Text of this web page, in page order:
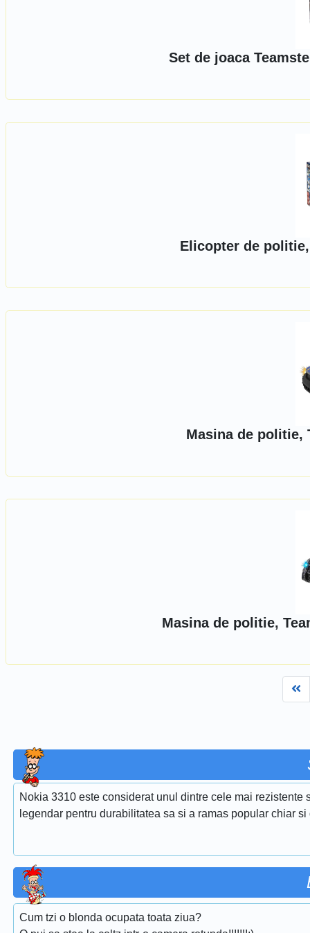
Set de joaca
Elicopter de
Masina de politie,
Masina de politie,
Nokia 3310 este considerat unul dintre cele mai
legendar pentru durabilitatea sa si a ramas popular chiar
Cum tzi o blonda ocupata toata ziua?